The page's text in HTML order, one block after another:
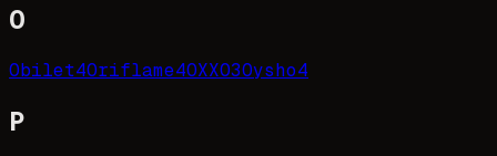
O
Obilet4Oriflame4OXXO3Oysho4
P